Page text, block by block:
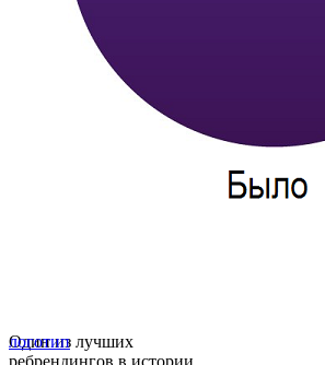
Один из лучших
ребрендингов в истории
логотип